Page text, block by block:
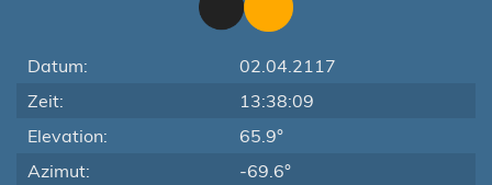
Datum:
02.04.2117
Zeit:
13:38:09
Elevation:
65.9°
Azimut:
-69.6°